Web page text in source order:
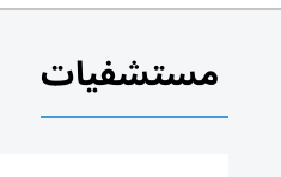
مستشفيات